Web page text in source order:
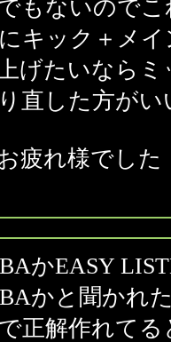
もないので
キック＋メ
げたいなら
直した方が
疲れ様でした
かEASY
かと聞かれ
正解作れて